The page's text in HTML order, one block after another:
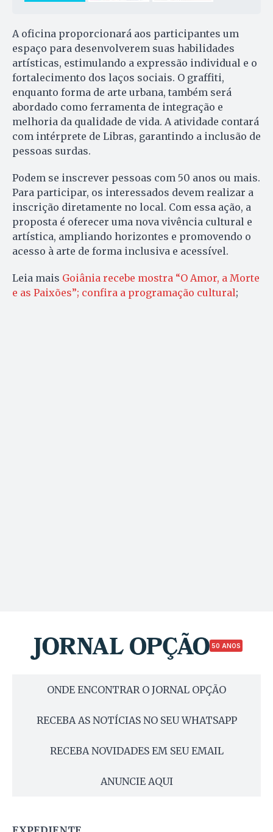
A oficina proporcionará aos participantes um
espaço para desenvolverem suas habilidades
artísticas, estimulando a expressão individual e o
fortalecimento dos laços sociais. O graffiti,
enquanto forma de arte urbana, também será
abordado como ferramenta de integração e
melhoria da qualidade de vida. A atividade contará
com intérprete de Libras, garantindo a inclusão de
pessoas surdas.
Podem se inscrever pessoas com 50 anos ou mais.
Para participar, os interessados devem realizar a
inscrição diretamente no local. Com essa ação, a
proposta é oferecer uma nova vivência cultural e
artística, ampliando horizontes e promovendo o
acesso à arte de forma inclusiva e acessível.
Leia mais Goiânia recebe mostra “O Amor, a Morte
e as Paixões”; confira a programação cultural;
50 ANOS
ONDE ENCONTRAR O JORNAL OPÇÃO
RECEBA AS NOTÍCIAS NO SEU WHATSAPP
RECEBA NOVIDADES EM SEU EMAIL
ANUNCIE AQUI